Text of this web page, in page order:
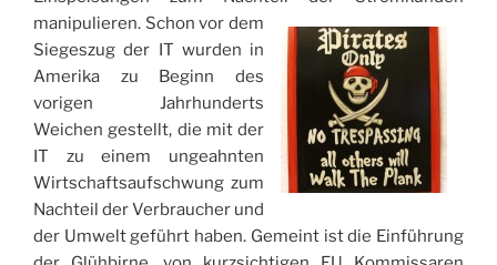
manipulieren. Schon vor dem
Siegeszug der IT wurden in
Amerika zu Beginn des
vorigen Jahrhunderts
Weichen gestellt, die mit der
IT zu einem ungeahnten
Wirtschaftsaufschwung zum
Nachteil der Verbraucher und
der Umwelt geführt haben. Gemeint ist die Einführung